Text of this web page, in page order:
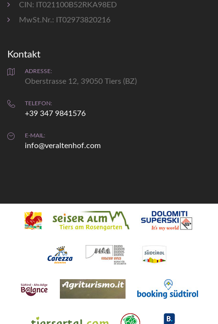
Wettervorschau
Sa So
max: 33°
mehr...
Webcam
CIN: IT021100B52RKA98ED
MwSt.Nr.: IT02973820216
Kontakt
ADRESSE:
Oberstrasse 12, 39050 Tiers (BZ)
TELEFON:
+39 347 9841576
E-MAIL:
info@veraltenhof.com